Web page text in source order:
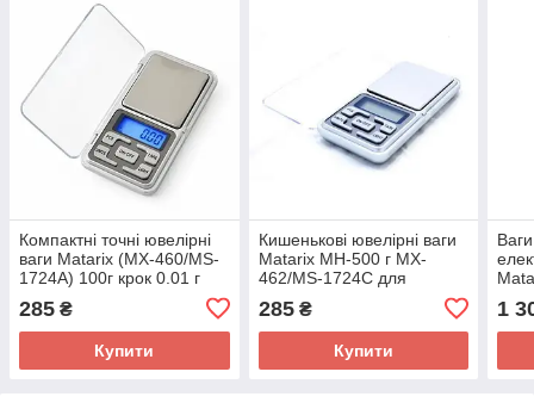
Компактні точні ювелірні
ваги Matarix (MX-460/MS-
1724A) 100г крок 0.01 г
285 ₴
Купити
Кишенькові ювелірні ваги
Matarix MH-500 г MX-
462/MS-1724C для
виробів
285₴
Купити
1